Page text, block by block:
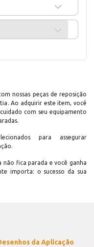
nossas peças de reposição
Ao adquirir este item, você
com seu equipamento
para assegurar
não fica parada e você ganha
importa: o sucesso da sua
da Aplicação